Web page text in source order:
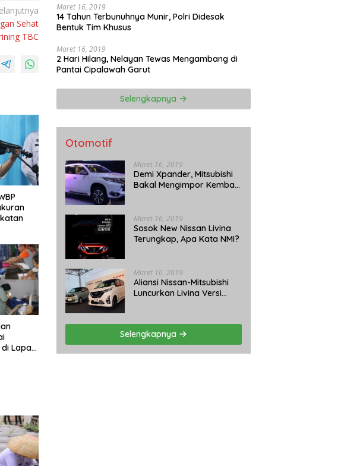
Sehat
TBC
Lapas
Maret 16, 2019
14 Tahun Terbunuhnya Munir, Polri Didesak
Bentuk Tim Khusus
Maret 16, 2019
2 Hari Hilang, Nelayan Tewas Mengambang di
Pantai Cipalawah Garut
Selengkapnya
Otomotif
Maret 16, 2019
Demi Xpander, Mitsubishi
Bakal Mengimpor Kembali
Maret 16, 2019
Sosok New Nissan Livina
Terungkap, Apa Kata NMI?
Maret 16, 2019
Aliansi Nissan-Mitsubishi
Luncurkan Livina Versi
Selengkapnya